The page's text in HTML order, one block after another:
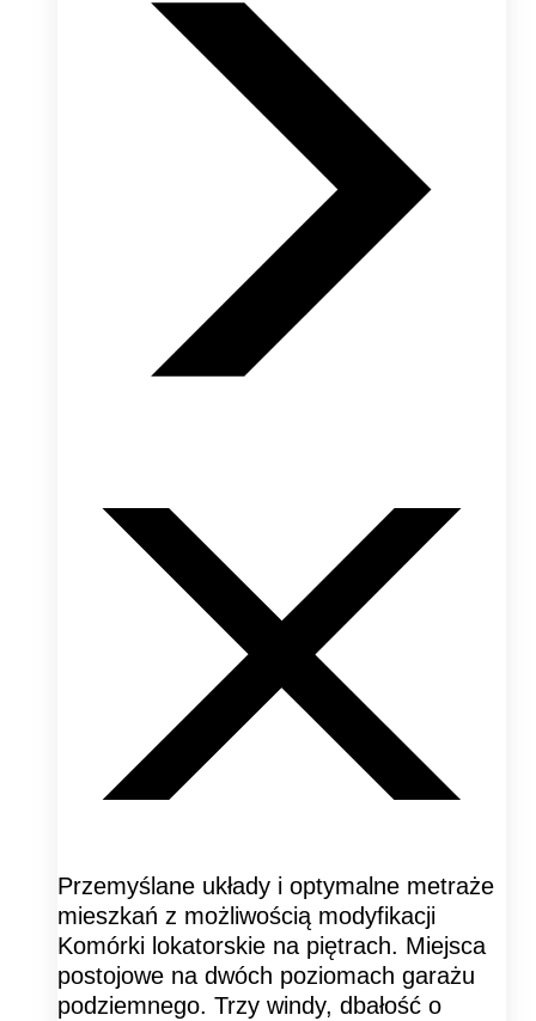
Przemyślane układy i optymalne metraże
mieszkań z możliwością modyfikacji
Komórki lokatorskie na piętrach. Miejsca
postojowe na dwóch poziomach garażu
podziemnego. Trzy windy, dbałość o